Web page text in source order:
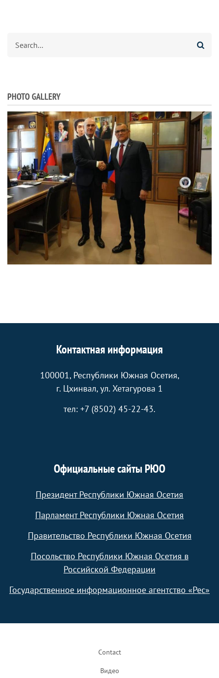
PHOTO GALLERY
Контактная информация
100001, Республики Южная Осетия,
г. Цхинвал, ул. Хетагурова 1
тел: +7 (8502) 45-22-43.
Официальные сайты РЮО
Президент Республики Южная Осетия
Парламент Республики Южная Осетия
Правительство Республики Южная Осетия
Посольство Республики Южная Осетия в
Российской Федерации
Государственное информационное агентство «Рес»
Contact
Видео